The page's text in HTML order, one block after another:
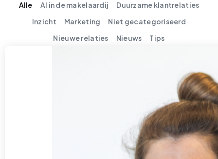
AI in de makelaardij
Duurzame klantrelaties
Inzicht
Marketing
Niet gecategoriseerd
Nieuwe relaties
Nieuws Tips
Alle